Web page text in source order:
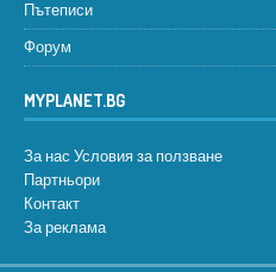
Пътеписи
Форум
MYPLANET.BG
За нас Условия за ползване
Партньори
Контакт
За реклама